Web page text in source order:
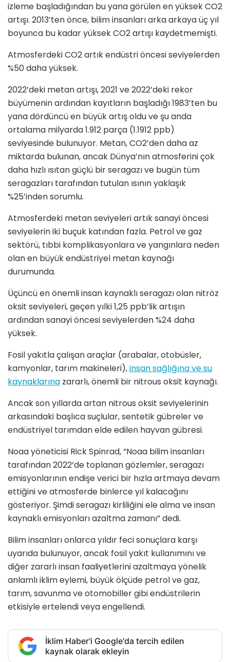
izleme başladığından bu yana görülen en yüksek CO2
artışı. 2013’ten önce, bilim insanları arka arkaya üç yıl
boyunca bu kadar yüksek CO2 artışı kaydetmemişti.
Atmosferdeki CO2 artık endüstri öncesi seviyelerden
%50 daha yüksek.
2022’deki metan artışı, 2021 ve 2022’deki rekor
büyümenin ardından kayıtların başladığı 1983’ten bu
yana dördüncü en büyük artış oldu ve şu anda
ortalama milyarda 1.912 parça (1.1912 ppb)
seviyesinde bulunuyor. Metan, CO2’den daha az
miktarda bulunan, ancak Dünya’nın atmosferini çok
daha hızlı ısıtan güçlü bir seragazı ve bugün tüm
seragazları tarafından tutulan ısının yaklaşık
%25’inden sorumlu.
Atmosferdeki metan seviyeleri artık sanayi öncesi
seviyelerin iki buçuk katından fazla. Petrol ve gaz
sektörü, tıbbi komplikasyonlara ve yangınlara neden
olan en büyük endüstriyel metan kaynağı
durumunda.
Üçüncü en önemli insan kaynaklı seragazı olan nitröz
oksit seviyeleri, geçen yılki 1,25 ppb’lik artışın
ardından sanayi öncesi seviyelerden %24 daha
yüksek.
Fosil yakıtla çalışan araçlar (arabalar, otobüsler,
kamyonlar, tarım makineleri),insan sağlığına ve su
kaynaklarına zararlı, önemli bir nitrous oksit kaynağı.
Ancak son yıllarda artan nitrous oksit seviyelerinin
arkasındaki başlıca suçlular, sentetik gübreler ve
endüstriyel tarımdan elde edilen hayvan gübresi.
Noaa yöneticisi Rick Spinrad, “Noaa bilim insanları
tarafından 2022’de toplanan gözlemler, seragazı
emisyonlarının endişe verici bir hızla artmaya devam
ettiğini ve atmosferde binlerce yıl kalacağını
gösteriyor. Şimdi seragazı kirliliğini ele alma ve insan
kaynaklı emisyonları azaltma zamanı” dedi.
Bilim insanları onlarca yıldır feci sonuçlara karşı
uyarıda bulunuyor, ancak fosil yakıt kullanımını ve
diğer zararlı insan faaliyetlerini azaltmaya yönelik
anlamlı iklim eylemi, büyük ölçüde petrol ve gaz,
tarım, savunma ve otomobiller gibi endüstrilerin
etkisiyle ertelendi veya engellendi.
İklim Haber'i Google'da tercih edilen
kaynak olarak ekleyin